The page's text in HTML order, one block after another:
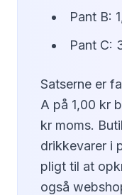
Pant B:
Pant C:
Satserne er
A på 1,00 kr
kr moms.
drikkevarer i
pligt til at
også